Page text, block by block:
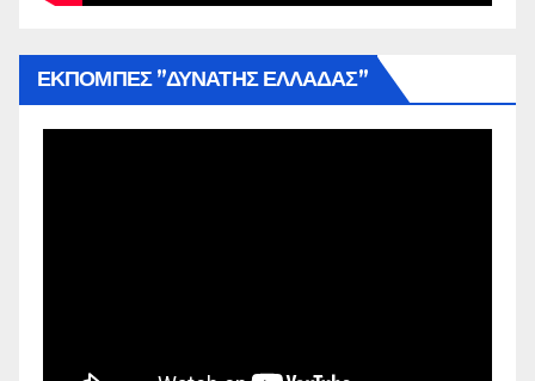
ΕΚΠΟΜΠΕΣ ”ΔΥΝΑΤΗΣ ΕΛΛΑΔΑΣ”